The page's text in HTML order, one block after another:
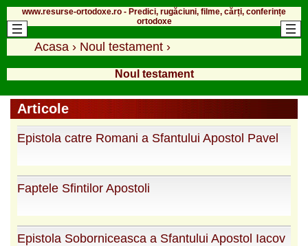
www.resurse-ortodoxe.ro - Predici, rugăciuni, filme, cărți, conferințe
ortodoxe
Acasa › Noul testament ›
Noul testament
Articole
Epistola catre Romani a Sfantului Apostol Pavel
Faptele Sfintilor Apostoli
Epistola Soborniceasca a Sfantului Apostol Iacov